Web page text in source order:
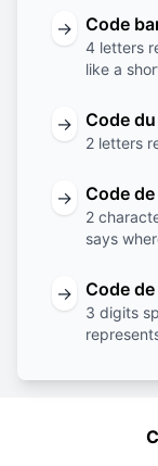
→ Code
4 letters
like a
→ Code
2 letters
→ Code
2
says
→ Code
3 digits